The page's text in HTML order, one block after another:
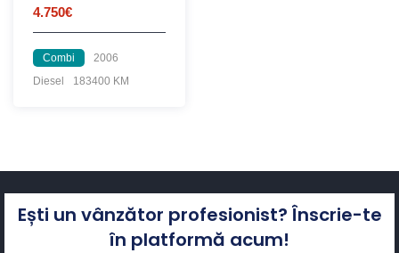
4.750€
Combi
2006
Diesel
183400 KM
Ești un vânzător profesionist? Înscrie-te
în platformă acum!